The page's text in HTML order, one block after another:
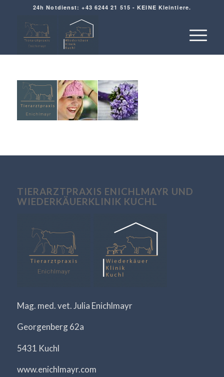
24h Notdienst: +43 6244 21 515 - KEINE Kleintiere.
TIERARZTPRAXIS ENICHLMAYR UND
WIEDERKÄUERKLINIK KUCHL
Mag. med. vet. Julia Enichlmayr
Georgenberg 62a
5431 Kuchl
www.enichlmayr.com